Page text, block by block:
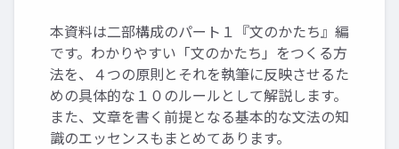
本資料は二部構成のパート１『文のかたち』編
です。わかりやすい「文のかたち」をつくる方
法を、４つの原則とそれを執筆に反映させるた
めの具体的な１０のルールとして解説します。
また、文章を書く前提となる基本的な文法の知
識のエッセンスもまとめてあります。